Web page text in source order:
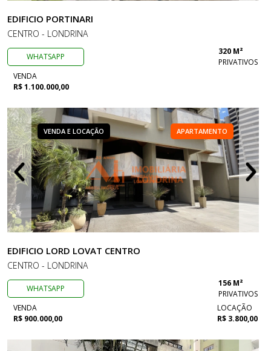
EDIFICIO PORTINARI
CENTRO - LONDRINA
WHATSAPP
320 M²
PRIVATIVOS
VENDA
R$ 1.100.000,00
VENDA E LOCAÇÃO APARTAMENTO
EDIFICIO LORD LOVAT CENTRO
CENTRO - LONDRINA
WHATSAPP
156 M²
PRIVATIVOS
VENDA
R$ 900.000,00
LOCAÇÃO
R$ 3.800,00